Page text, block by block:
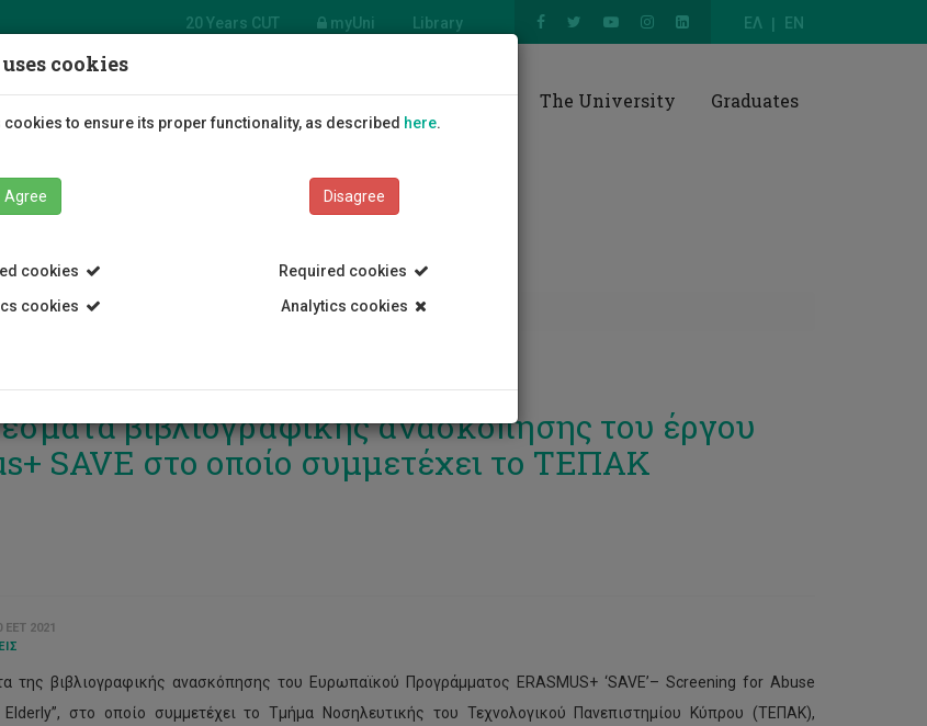
ΕΛ EN
20 Years CUT myUni Library
Students Education Research The University Graduates
βιβλιογραφικής ανασκόπησης του έργου
SAVE στο οποίο συμμετέχει το ΤΕΠΑΚ
2021
της βιβλιογραφικής ανασκόπησης του Ευρωπαϊκού Προγράμματος ERASMUS+ ‘SAVE’– Screening for Abuse
στο οποίο συμμετέχει το Τμήμα Νοσηλευτικής του Τεχνολογικού Πανεπιστημίου Κύπρου (ΤΕΠΑΚ),
cookies
cookies to ensure its proper functionality, as described here.
Agree
cookies
cookies
Disagree
Required cookies
Analytics cookies